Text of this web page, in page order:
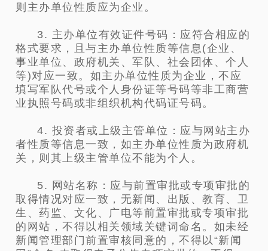
则主办单位性质应为企业。
3. 主办单位有效证件号码：应符合相应的
格式要求，且与主办单位性质等信息(企业、
事业单位、政府机关、军队、社会团体、个人
等)对应一致。如主办单位性质为企业，不应
填写军队代号或个人身份证等号码等非工商营
业执照号码或非组织机构代码证号码。
4. 投资者或上级主管单位：应与网站主办
者性质等信息一致，如主办单位性质为政府机
关，则其上级主管单位不能为个人。
5. 网站名称：应与前置审批或专项审批的
取得情况对应一致，无新闻、出版、教育、卫
生、药监、文化、广电等前置审批或专项审批
的网站，不得以相关领域关键词命名。如未经
新闻管理部门前置审核同意的，不得以“新闻